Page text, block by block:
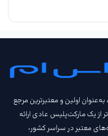
به‌عنوان اولین و معتبرترین مرجع
از یک مارکت‌پلیس عادی ارائه
معتبر در سراسر کشور،